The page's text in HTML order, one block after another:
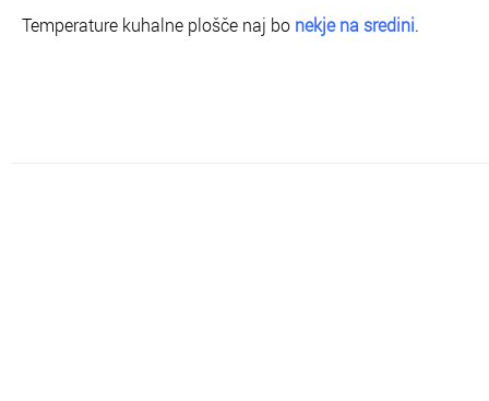
Temperature kuhalne plošče naj bo nekje na sredini.